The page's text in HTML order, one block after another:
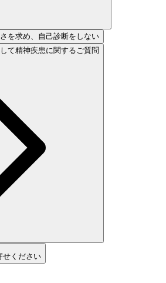
を求め、自己診断をしない
て精神疾患に関するご質問
せください